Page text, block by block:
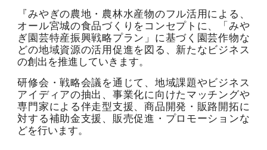
『みやぎの農地・農林水産物のフル活用による、
オール宮城の食品づくりをコンセプトに、「みや
ぎ園芸特産振興戦略プラン」に基づく園芸作物な
どの地域資源の活用促進を図る、新たなビジネス
の創出を推進していきます。
研修会・戦略会議を通じて、地域課題やビジネス
アイディアの抽出、事業化に向けたマッチングや
専門家による伴走型支援、商品開発・販路開拓に
対する補助金支援、販売促進・プロモーションな
どを行います。